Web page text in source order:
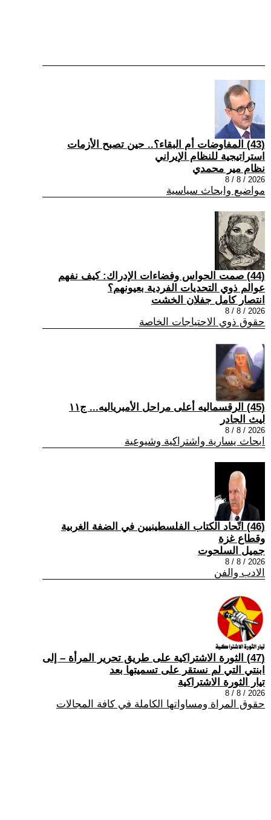
(43) المفاوضات أم البقاء؟.. حين تصبح الأزمات
استراتيجية للنظام الإيراني
نظام مير محمدي
2026 / 8 / 8
مواضيع وابحاث سياسية
(44) صمت الحواس وفضاءات الإدراك: كيف نفهم
عوالم ذوي التحديات الفردية بعيونهم؟
انتصار كامل جفلان الخشت
2026 / 8 / 8
حقوق ذوي الاحتياجات الخاصة
(45) الرقسماليه أعلى مراحل الأمبرياليه... ج١١
ليث الجادر
2026 / 8 / 8
ابحاث يسارية واشتراكية وشيوعية
(46) اتّحاد الكتاب الفلسطينيين في الضفة الغربية
وقطاع غزة
جميل السلحوت
2026 / 8 / 8
الادب والفن
(47) الثورة الاشتراكية على طريق تحرير المرأة – إلى
ابنتي التي لم نستقر على تسميتها بعد
تيار الثورة الاشتراكية
2026 / 8 / 8
حقوق المراة ومساواتها الكاملة في كافة المجالات